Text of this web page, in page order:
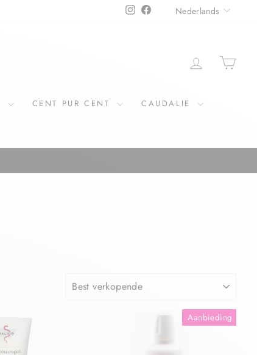
InstagramFacebookTAAL
Nederlands
CENT PUR CENT
CAUDALIE
Aanbieding